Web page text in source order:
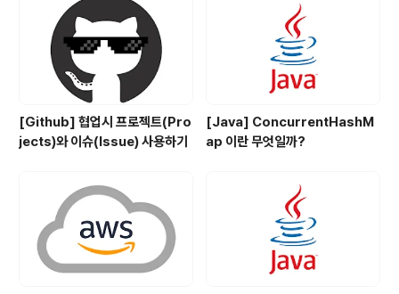
에서 DispatcherServlet가 담당하는 역할이 무엇인지
정리해보자. ① 클라이언트가..
[Github] 협업시 프로젝트(Pro
jects)와 이슈(Issue) 사용하기
[Java] ConcurrentHashM
ap 이란 무엇일까?